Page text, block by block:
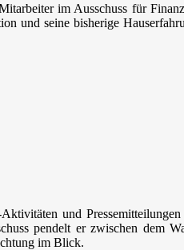
im Ausschuss für
und seine bisherige
und
pendelt er zwischen dem
im Blick.